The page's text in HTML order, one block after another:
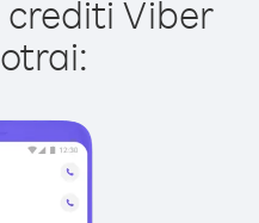
Viber